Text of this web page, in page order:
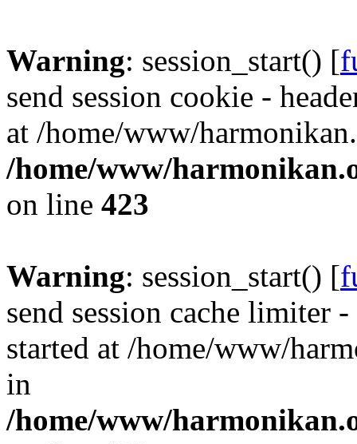
Warning: session_start() [
send session cookie -
at /home/www/
/home/www/
on line 423
Warning: session_start() [
send session cache limiter
started at /home/www/
in
/home/www/